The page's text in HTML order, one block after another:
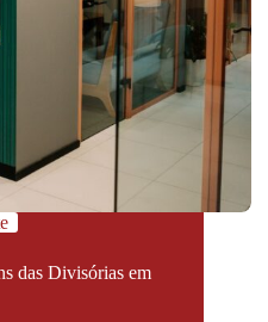
das Divisórias em